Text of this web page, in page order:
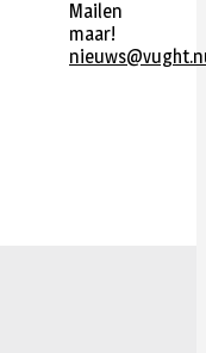
Mailen
maar!